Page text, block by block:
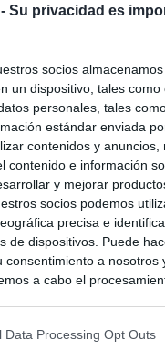
Su privacidad es
socios
un dispositivo, tales como
personales, tales
estándar enviada
contenidos y anuncios,
contenido e información
y mejorar
socios podemos
precisa e
de dispositivos. Puede
consentimiento a nosotros
a cabo el
Tenga en
Data Processing Opt Outs